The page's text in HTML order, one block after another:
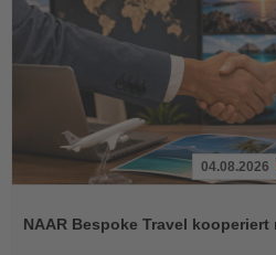
die
04.08.2026
NAAR Bespoke Travel